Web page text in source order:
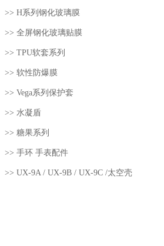
>> H系列钢化玻璃膜
>> 全屏钢化玻璃贴膜
>> TPU软套系列
>> 软性防爆膜
>> Vega系列保护套
>> 水凝盾
>> 糖果系列
>> 手环 手表配件
>> UX-9A / UX-9B / UX-9C /太空壳